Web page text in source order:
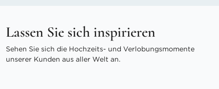
Lassen Sie sich inspirieren
Sehen Sie sich die Hochzeits- und Verlobungsmomente
unserer Kunden aus aller Welt an.